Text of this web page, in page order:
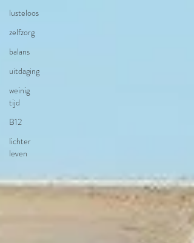
lusteloos
zelfzorg
balans
uitdaging
weinig
tijd
B12
lichter
leven